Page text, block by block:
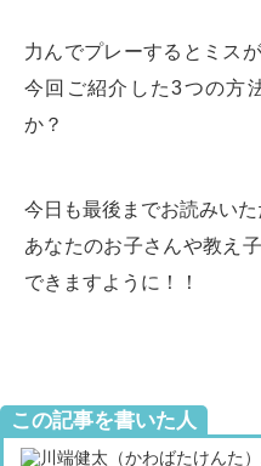
力んでプレーするとミス
今回ご紹介した3つの方
か？
今日も最後までお読みい
あなたのお子さんや教え
できますように！！
この記事を書いた人